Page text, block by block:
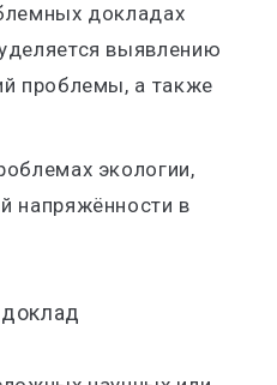
докладах
выявлению
проблемы, а также
экологии,
напряжённости в